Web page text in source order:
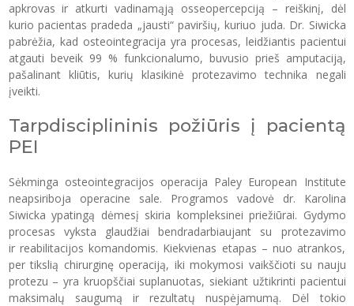
apkrovas ir atkurti vadinamąją osseopercepciją – reiškinį, dėl
kurio pacientas pradeda „jausti“ paviršių, kuriuo juda. Dr. Siwicka
pabrėžia, kad osteointegracija yra procesas, leidžiantis pacientui
atgauti beveik 99 % funkcionalumo, buvusio prieš amputaciją,
pašalinant kliūtis, kurių klasikinė protezavimo technika negali
įveikti.
Tarpdisciplininis požiūris į pacientą
PEI
Sėkminga osteointegracijos operacija Paley European Institute
neapsiriboja operacine sale. Programos vadovė dr. Karolina
Siwicka ypatingą dėmesį skiria kompleksinei priežiūrai. Gydymo
procesas vyksta glaudžiai bendradarbiaujant su protezavimo
ir reabilitacijos komandomis. Kiekvienas etapas – nuo atrankos,
per tikslią chirurginę operaciją, iki mokymosi vaikščioti su nauju
protezu – yra kruopščiai suplanuotas, siekiant užtikrinti pacientui
maksimalų saugumą ir rezultatų nuspėjamumą. Dėl tokio